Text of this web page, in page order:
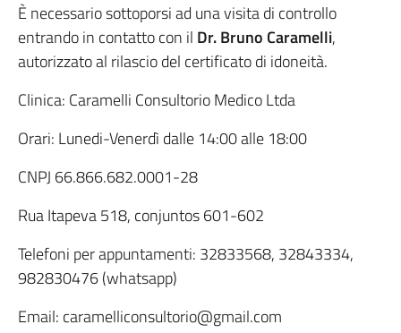
È necessario sottoporsi ad una visita di controllo
entrando in contatto con il Dr. Bruno Caramelli,
autorizzato al rilascio del certificato di idoneità.
Clinica: Caramelli Consultorio Medico Ltda
Orari: Lunedi-Venerdì dalle 14:00 alle 18:00
CNPJ 66.866.682.0001-28
Rua Itapeva 518, conjuntos 601-602
Telefoni per appuntamenti: 32833568, 32843334,
982830476 (whatsapp)
Email: caramelliconsultorio@gmail.com